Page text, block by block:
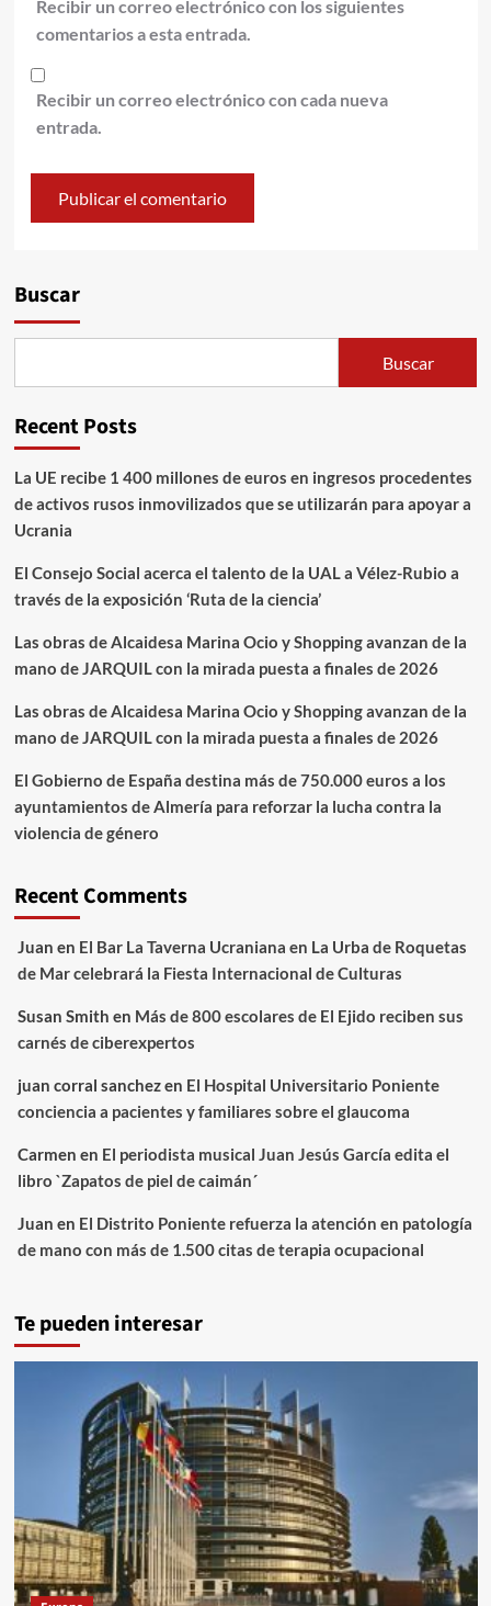
Recibir un correo electrónico con los siguientes
comentarios a esta entrada.
Recibir un correo electrónico con cada nueva
entrada.
Buscar
Buscar
Recent Posts
La UE recibe 1 400 millones de euros en ingresos procedentes
de activos rusos inmovilizados que se utilizarán para apoyar a
Ucrania
El Consejo Social acerca el talento de la UAL a Vélez-Rubio a
través de la exposición ‘Ruta de la ciencia’
Las obras de Alcaidesa Marina Ocio y Shopping avanzan de la
mano de JARQUIL con la mirada puesta a finales de 2026
Las obras de Alcaidesa Marina Ocio y Shopping avanzan de la
mano de JARQUIL con la mirada puesta a finales de 2026
El Gobierno de España destina más de 750.000 euros a los
ayuntamientos de Almería para reforzar la lucha contra la
violencia de género
Recent Comments
Juan en El Bar La Taverna Ucraniana en La Urba de Roquetas
de Mar celebrará la Fiesta Internacional de Culturas
Susan Smith en Más de 800 escolares de El Ejido reciben sus
carnés de ciberexpertos
juan corral sanchezen El Hospital Universitario Poniente
conciencia a pacientes y familiares sobre el glaucoma
Carmen en El periodista musical Juan Jesús García edita el
libro `Zapatos de piel de caimán´
Juan en El Distrito Poniente refuerza la atención en patología
de mano con más de 1.500 citas de terapia ocupacional
Te pueden interesar